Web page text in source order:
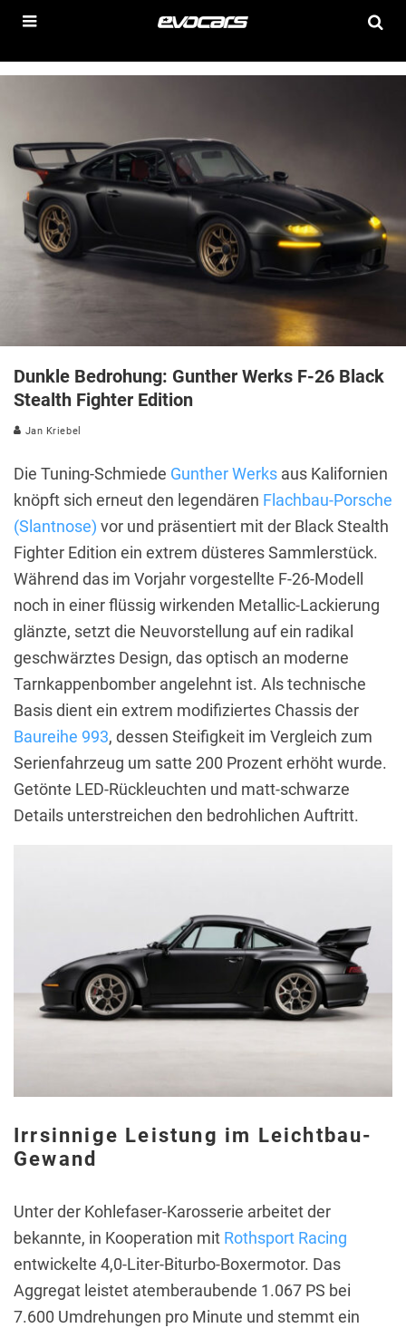
Dunkle Bedrohung: Gunther Werks F-26 Black
Stealth Fighter Edition
Jan Kriebel
Die Tuning-Schmiede Gunther Werks aus Kalifornien
knöpft sich erneut den legendären Flachbau-Porsche
(Slantnose) vor und präsentiert mit der Black Stealth
Fighter Edition ein extrem düsteres Sammlerstück.
Während das im Vorjahr vorgestellte F-26-Modell
noch in einer flüssig wirkenden Metallic-Lackierung
glänzte, setzt die Neuvorstellung auf ein radikal
geschwärztes Design, das optisch an moderne
Tarnkappenbomber angelehnt ist. Als technische
Basis dient ein extrem modifiziertes Chassis der
Baureihe 993, dessen Steifigkeit im Vergleich zum
Serienfahrzeug um satte 200 Prozent erhöht wurde.
Getönte LED-Rückleuchten und matt-schwarze
Details unterstreichen den bedrohlichen Auftritt.
Irrsinnige Leistung im Leichtbau-
Gewand
Unter der Kohlefaser-Karosserie arbeitet der
bekannte, in Kooperation mit Rothsport Racing
entwickelte 4,0-Liter-Biturbo-Boxermotor. Das
Aggregat leistet atemberaubende 1.067 PS bei
7.600 Umdrehungen pro Minute und stemmt ein